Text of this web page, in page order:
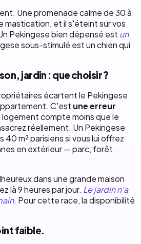
Une promenade calme de 30 à
mastication, et il s'éteint sur vos
Pekingese bien dépensé est un
sous-stimulé est un chien qui
jardin : que choisir ?
écartent le Pekingese
C'est une erreur
logement compte moins que le
réellement. Un Pekingese
m² parisiens si vous lui offrez
en extérieur — parc, forêt,
dans une grande maison
là 9 heures par jour. Le jardin n'a
Pour cette race, la disponibilité
faible.